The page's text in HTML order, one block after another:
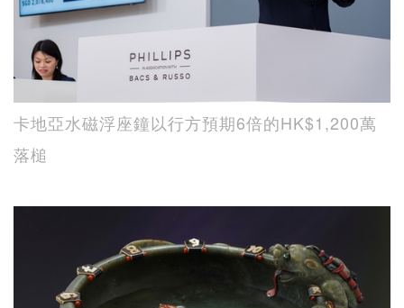
卡地亞水磁浮座鐘以行方預期6倍的HK$1,200萬
落槌